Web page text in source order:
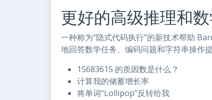
更好的高级推理和
一种称为“隐式代码执行”的新技术帮助
地回答数学任务、编码问题和字符串操作
15683615 的质因数是什么？
计算我的储蓄增长率
将单词“Lollipop”反转给我